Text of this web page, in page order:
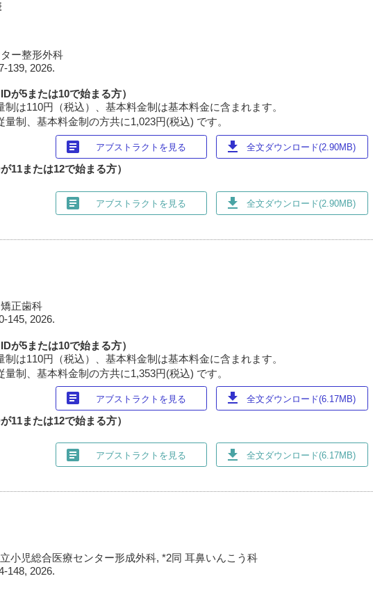
ー整形外科
139, 2026.
が5または10で始まる方）
は110円（税込）、基本料金制は基本料金に含まれます。
制、基本料金制の方共に1,023円(税込) です。
article アブストラクトを見る download 全文ダウンロード(2.90MB)
11または12で始まる方）
article アブストラクトを見る download 全文ダウンロード(2.90MB)
正歯科
145, 2026.
が5または10で始まる方）
は110円（税込）、基本料金制は基本料金に含まれます。
制、基本料金制の方共に1,353円(税込) です。
article アブストラクトを見る download 全文ダウンロード(6.17MB)
11または12で始まる方）
article アブストラクトを見る download 全文ダウンロード(6.17MB)
小児総合医療センター形成外科, *2同 耳鼻いんこう科
148, 2026.